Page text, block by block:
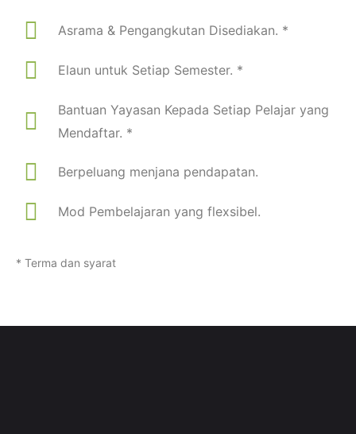
Asrama & Pengangkutan Disediakan. *
Elaun untuk Setiap Semester. *
Bantuan Yayasan Kepada Setiap Pelajar yang
Mendaftar. *
Berpeluang menjana pendapatan.
Mod Pembelajaran yang flexsibel.
* Terma dan syarat